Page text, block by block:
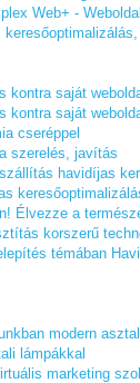
Web+ -
kontra saját
kontra saját
cseréppel
szerelés, javítás
havidíjas
Élvezze a
korszerű
témában
modern
lámpákkal
marketing